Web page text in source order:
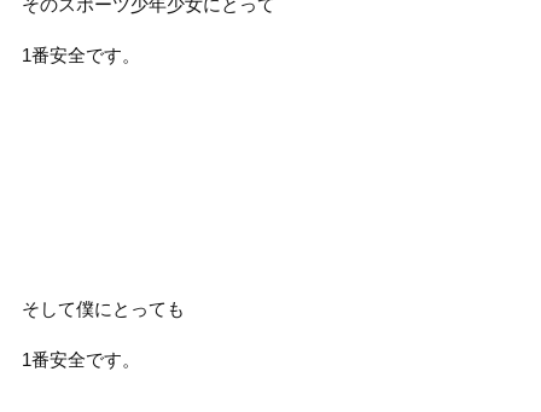
そのスポーツ少年少女にとって
1番安全です。
そして僕にとっても
1番安全です。